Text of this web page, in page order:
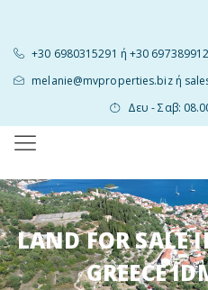
+30 6980315291 ή +30
melanie@mvproperties.biz ή
Δευ - Σαβ:
LAND FOR SALE
GREECE